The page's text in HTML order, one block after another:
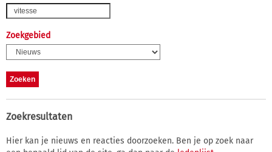
Zoekgebied
Zoekresultaten
Hier kan je nieuws en reacties doorzoeken. Ben je op zoek naar